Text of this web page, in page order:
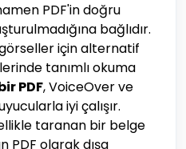
PDF'in doğru
bağlıdır.
görseller için alternatif
tanımlı okuma
PDF, VoiceOver ve
iyi çalışır.
taranan bir belge
PDF olarak dışa